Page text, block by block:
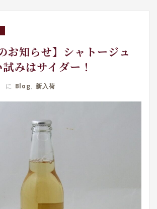
お知らせ】シャトージュ
みはサイダー！
に Blog, 新入荷